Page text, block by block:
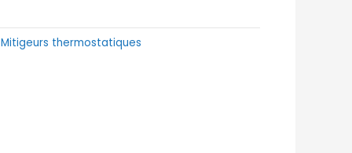
Mitigeurs thermostatiques